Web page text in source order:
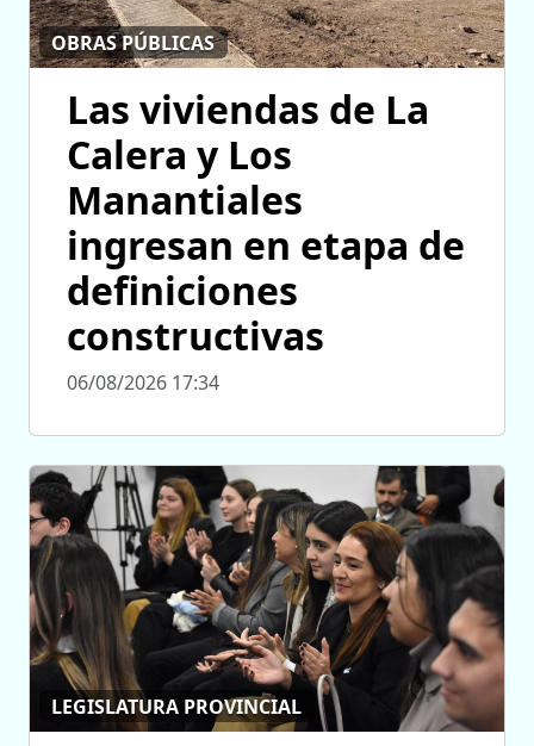
OBRAS PÚBLICAS
Las viviendas de La
Calera y Los
Manantiales
ingresan en etapa de
definiciones
constructivas
06/08/2026 17:34
LEGISLATURA PROVINCIAL